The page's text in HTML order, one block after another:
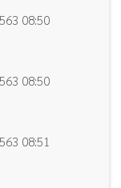
08:50
08:50
08:51